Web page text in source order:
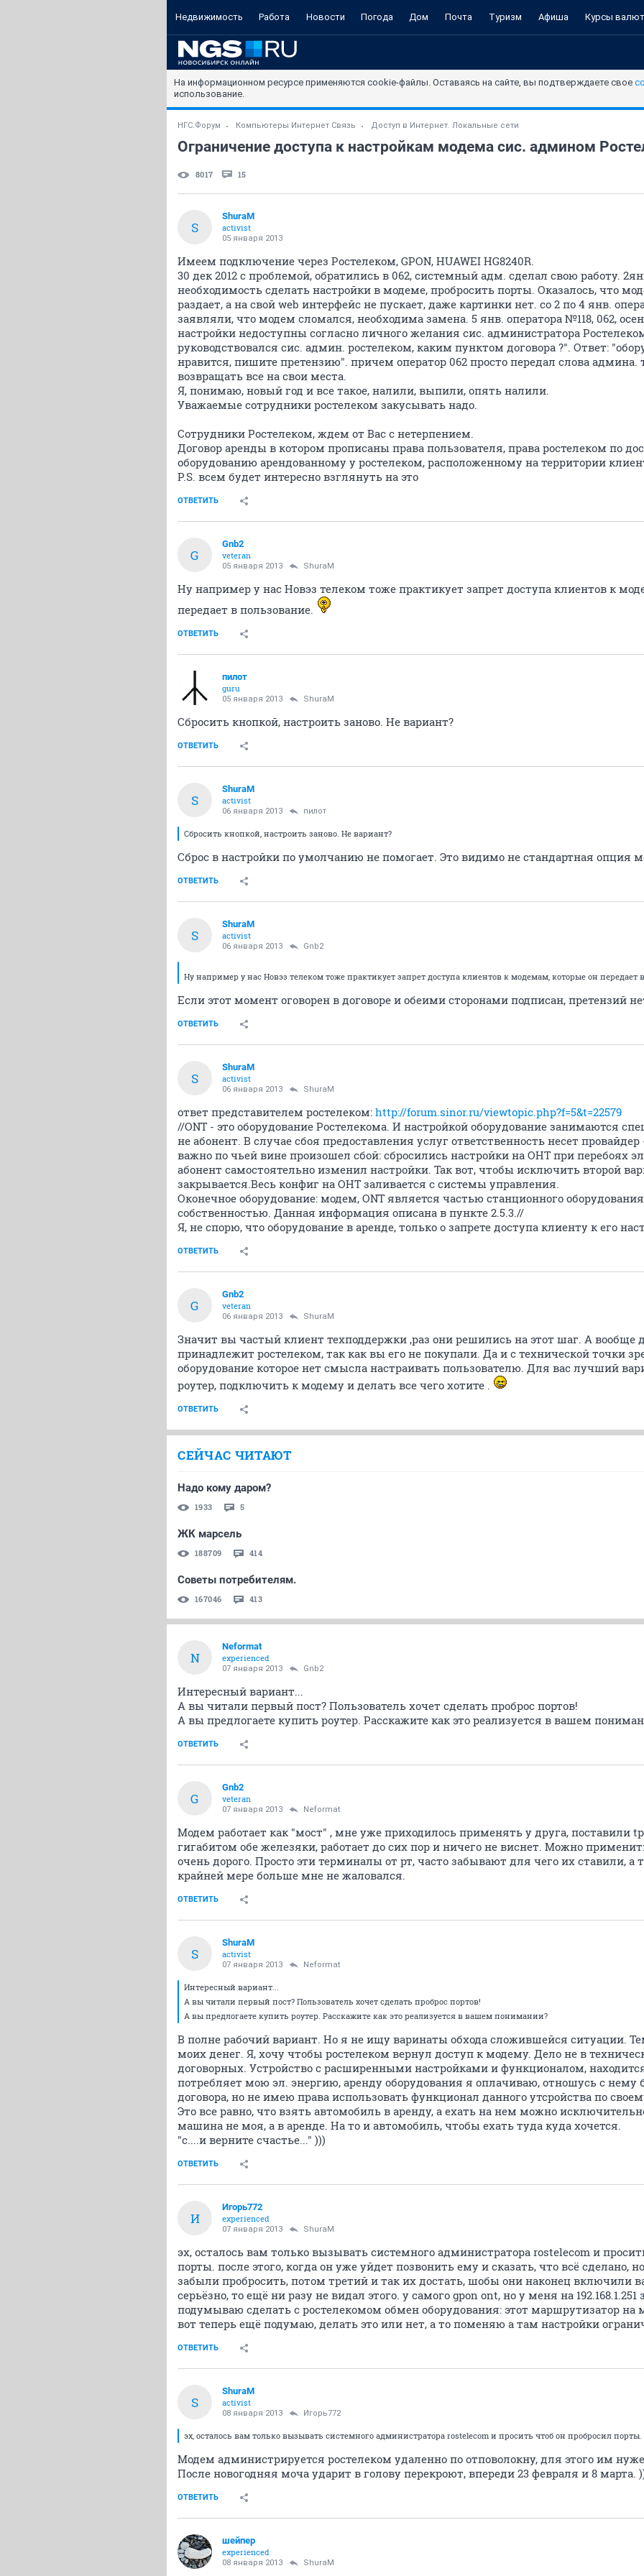
Недвижимость Работа Новости Погода Дом Почта Туризм Афиша Курсы валют
На информационном ресурсе применяются cookie-файлы. Оставаясь на сайте, вы подтверждаете свое
использование.
НГС.Форум Компьютеры Интернет Связь Доступ в Интернет. Локальные сети
Ограничение доступа к настройкам модема сис. админом
8017 15
S
ShuraM
activist
05 января 2013
Имеем подключение через Ростелеком, GPON, HUAWEI HG8240R.
30 дек 2012 с проблемой, обратились в 062, системный адм. сделал свою работу.
необходимость сделать настройки в модеме, пробросить порты. Оказалось, что
раздает, а на свой web интерфейс не пускает, даже картинки нет. со 2 по 4 янв.
заявляли, что модем сломался, необходима замена. 5 янв. оператора №118, 062,
настройки недоступны согласно личного желания сис. администратора
руководствовался сис. админ. ростелеком, каким пунктом договора ?". Ответ:
нравится, пишите претензию". причем оператор 062 просто передал слова админа.
возвращать все на свои места.
Я, понимаю, новый год и все такое, налили, выпили, опять налили.
Уважаемые сотрудники ростелеком закусывать надо.
Сотрудники Ростелеком, ждем от Вас с нетерпением.
Договор аренды в котором прописаны права пользователя, права ростелеком по
оборудованию арендованному у ростелеком, расположенному на территории
P.S. всем будет интересно взглянуть на это
ОТВЕТИТЬ
G
Gnb2
veteran
05 января 2013 ShuraM
Ну например у нас Новэз телеком тоже практикует запрет доступа клиентов к
передает в пользование.
ОТВЕТИТЬ
пилот
guru
05 января 2013 ShuraM
Сбросить кнопкой, настроить заново. Не вариант?
ОТВЕТИТЬ
S
ShuraM
activist
06 января 2013 пилот
Сбросить кнопкой, настроить заново. Не вариант?
Сброс в настройки по умолчанию не помогает. Это видимо не стандартная опция
ОТВЕТИТЬ
S
ShuraM
activist
06 января 2013 Gnb2
Ну например у нас Новэз телеком тоже практикует запрет доступа клиентов к модемам, которые он передает
Если этот момент оговорен в договоре и обеими сторонами подписан, претензий
ОТВЕТИТЬ
S
ShuraM
activist
06 января 2013 ShuraM
ответ представителем ростелеком: http://forum.sinor.ru/viewtopic.php?f=5&t=22579
//ONT - это оборудование Ростелекома. И настройкой оборудование занимаются
не абонент. В случае сбоя предоставления услуг ответственность несет
важно по чьей вине произошел сбой: сбросились настройки на ОНТ при перебоях
абонент самостоятельно изменил настройки. Так вот, чтобы исключить второй
закрывается.Весь конфиг на ОНТ заливается с системы управления.
Оконечное оборудование: модем, ONT является частью станционного
собственностью. Данная информация описана в пункте 2.5.3.//
Я, не спорю, что оборудование в аренде, только о запрете доступа клиенту к его
ОТВЕТИТЬ
G
Gnb2
veteran
06 января 2013 ShuraM
Значит вы частый клиент техподдержки ,раз они решились на этот шаг. А вообще
принадлежит ростелеком, так как вы его не покупали. Да и с технической точки
оборудование которое нет смысла настраивать пользователю. Для вас лучший
роутер, подключить к модему и делать все чего хотите .
ОТВЕТИТЬ
СЕЙЧАС ЧИТАЮТ
Надо кому даром?
1933 5
ЖК марсель
188709 414
Советы потребителям.
167046 413
N
Neformat
experienced
07 января 2013 Gnb2
Интересный вариант...
А вы читали первый пост? Пользователь хочет сделать проброс портов!
А вы предлогаете купить роутер. Расскажите как это реализуется в вашем
ОТВЕТИТЬ
G
Gnb2
veteran
07 января 2013 Neformat
Модем работает как "мост" , мне уже приходилось применять у друга, поставили
гигабитом обе железяки, работает до сих пор и ничего не виснет. Можно
очень дорого. Просто эти терминалы от рт, часто забывают для чего их ставили, а
крайней мере больше мне не жаловался.
ОТВЕТИТЬ
S
ShuraM
activist
07 января 2013 Neformat
Интересный вариант...
А вы читали первый пост? Пользователь хочет сделать проброс портов!
А вы предлогаете купить роутер. Расскажите как это реализуется в вашем понимании?
В полне рабочий вариант. Но я не ищу варинаты обхода сложившейся ситуации.
моих денег. Я, хочу чтобы ростелеком вернул доступ к модему. Дело не в
договорных. Устройство с расширенными настройками и функционалом,
потребляет мою эл. энергию, аренду оборудования я оплачиваю, отношусь с нему
договора, но не имею права использовать функционал данного утсройства по
Это все равно, что взять автомобиль в аренду, а ехать на нем можно
машина не моя, а в аренде. На то и автомобиль, чтобы ехать туда куда хочется.
"с....и верните счастье..." )))
ОТВЕТИТЬ
И
Игорь772
experienced
07 января 2013 ShuraM
эх, осталось вам только вызывать системного администратора rostelecom и
порты. после этого, когда он уже уйдет позвонить ему и сказать, что всё сделано,
забыли пробросить, потом третий и так их достать, шобы они наконец включили
серьёзно, то ещё ни разу не видал этого. у самого gpon ont, но у меня на 192.168.1.251
подумываю сделать с ростелекомом обмен оборудования: этот маршрутизатор на
вот теперь ещё подумаю, делать это или нет, а то поменяю а там настройки
ОТВЕТИТЬ
S
ShuraM
activist
08 января 2013 Игорь772
эх, осталось вам только вызывать системного администратора rostelecom и просить чтоб он пробросил порты.
Модем администрируется ростелеком удаленно по отповолокну, для этого им
После новогодняя моча ударит в голову перекроют, впереди 23 февраля и 8 марта.
ОТВЕТИТЬ
шейпер
experienced
08 января 2013 ShuraM